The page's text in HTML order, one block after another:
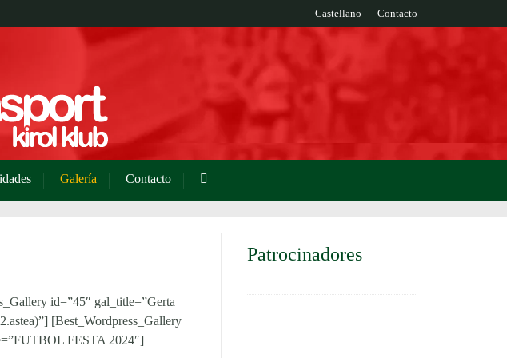
Castellano Contacto
Galería Contacto
id=”45″ gal_title=”Gerta
[Best_Wordpress_Gallery
FESTA 2024″]
Patrocinadores